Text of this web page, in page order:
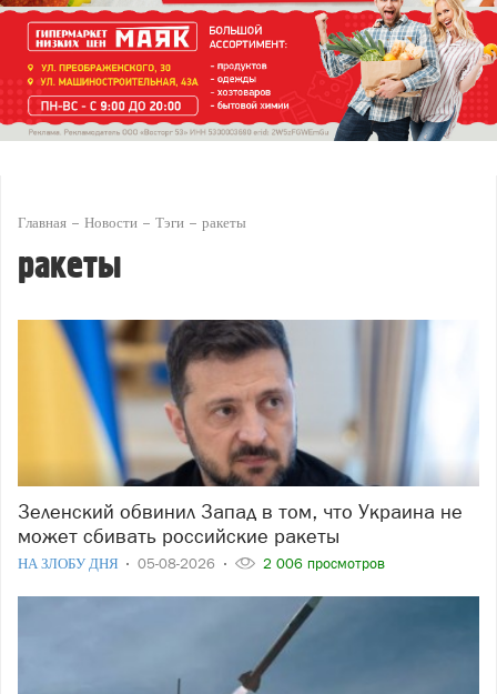
Главная Новости Тэги ракеты
ракеты
Зеленский обвинил Запад в том, что Украина не
может сбивать российские ракеты
НА ЗЛОБУ ДНЯ 05-08-2026 2 006 просмотров